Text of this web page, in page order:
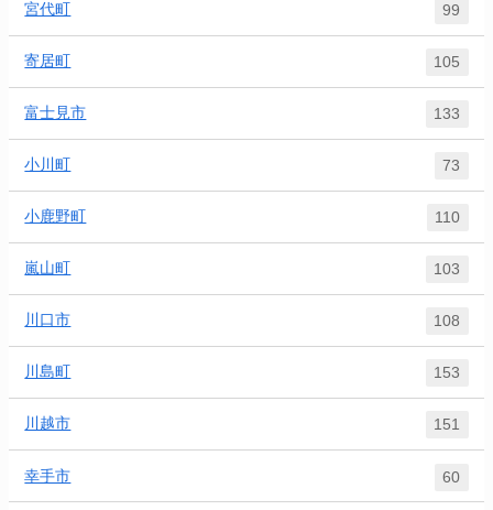
宮代町 99
寄居町 105
富士見市 133
小川町 73
小鹿野町 110
嵐山町 103
川口市 108
川島町 153
川越市 151
幸手市 60